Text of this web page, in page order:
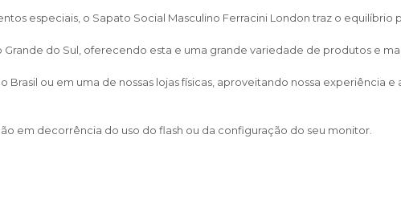
especiais, o Sapato Social Masculino Ferracini London traz o equilíbrio
Grande do Sul, oferecendo esta e uma grande variedade de produtos e
ou em uma de nossas lojas físicas, aproveitando nossa
em decorrência do uso do flash ou da configuração do seu monitor.